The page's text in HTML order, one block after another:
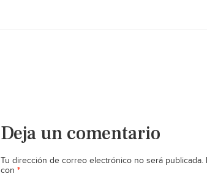
Deja un comentario
Tu dirección de correo electrónico no será publicada.
con *